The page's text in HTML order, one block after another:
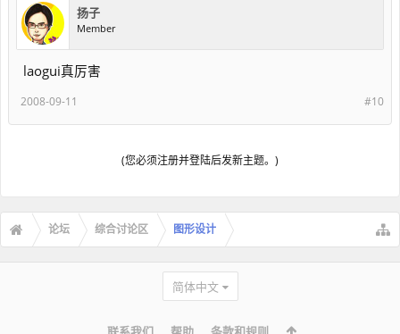
扬子
Member
laogui真厉害
#10
2008-09-11
(您必须注册并登陆后发新主题。)
论坛 综合讨论区 图形设计
简体中文